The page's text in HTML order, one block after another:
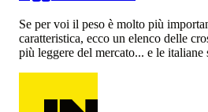
Se per voi il peso è molto più
caratteristica, ecco un elenco delle
più leggere del mercato... e le italiane